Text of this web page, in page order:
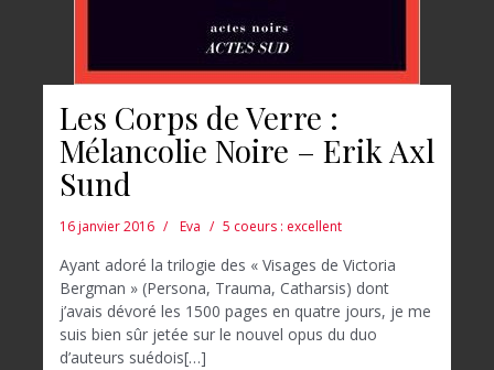
Les Corps de Verre :
Mélancolie Noire – Erik Axl
Sund
16 janvier 2016 Eva 5 coeurs : excellent
Ayant adoré la trilogie des « Visages de Victoria
Bergman » (Persona, Trauma, Catharsis) dont
j’avais dévoré les 1500 pages en quatre jours, je me
suis bien sûr jetée sur le nouvel opus du duo
d’auteurs suédois[…]